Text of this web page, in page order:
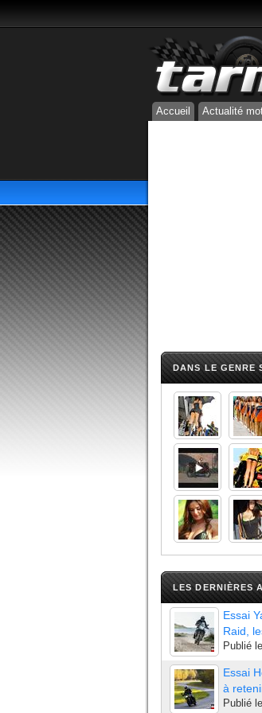
Accueil Actualité
DANS LE GENRE
LES DERNIÈRES
Essai
Raid,
Publié le
Essai
à
Publié le